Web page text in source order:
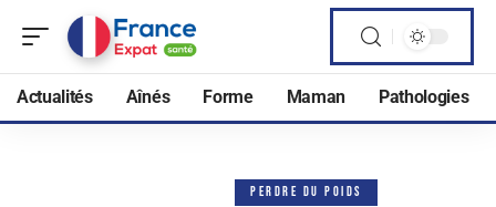
Actualités Aînés Forme Maman Pathologies
PERDRE DU POIDS